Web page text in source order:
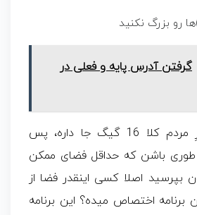
رو بزرگ نکنید
گرفتن آدرس پایه و فعلی در
گوشی های بیشترِ مردم کلا 16 گیگ جا داره، پس
طوری باشن که حداقل فضای ممکن
بپرسید اصلا کسی اینقدر فضا از
برنامه اختصاص میده؟ این برنامه